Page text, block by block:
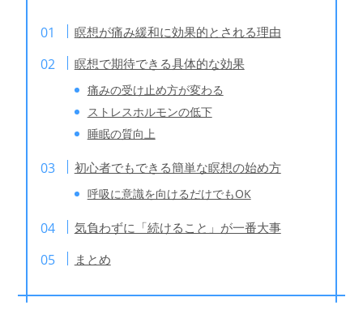
瞑想が痛み緩和に効果的とされる理由
瞑想で期待できる具体的な効果
痛みの受け止め方が変わる
ストレスホルモンの低下
睡眠の質向上
初心者でもできる簡単な瞑想の始め方
呼吸に意識を向けるだけでもOK
気負わずに「続けること」が一番大事
まとめ